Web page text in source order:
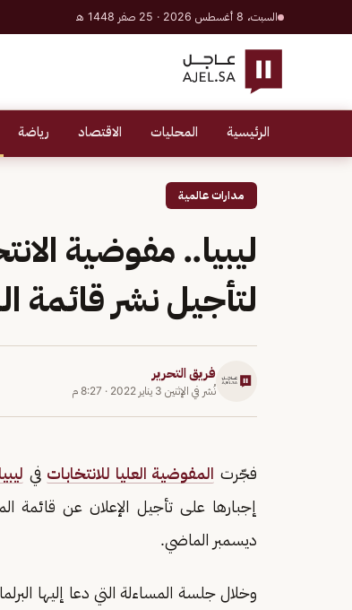
السبت، 8 أغسطس 2026 · 25 صفر 1448 هـ
الرئيسية المحليات الاقتصاد رياضة
مدارات عالمية
ليبيا.. مفوضية
لتأجيل نشر قائمة
فريق التحرير
نُشر في الإثنين 3 يناير 2022 · 8:27 م
فجّرت المفوضية العليا للانتخابات في ليبيا
إجبارها على تأجيل الإعلان عن قائمة
ديسمبر الماضي.
وخلال جلسة المساءلة التي دعا إليها